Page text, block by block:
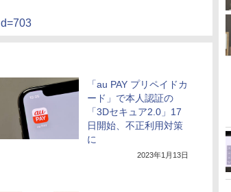
「au PAY プリペイドカ
ード」で本人認証の
「3Dセキュア2.0」17
日開始、不正利用対策
に
2023年1月13日